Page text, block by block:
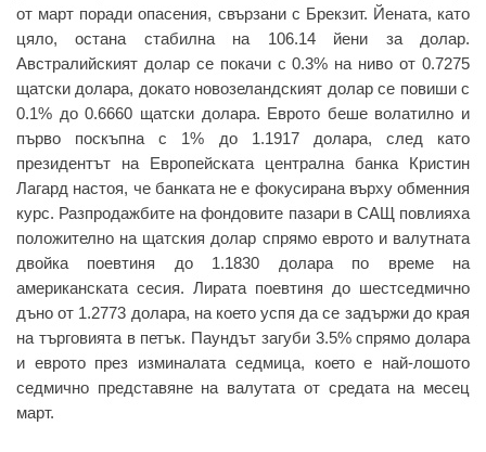
от март поради опасения, свързани с Брекзит. Йената, като
цяло, остана стабилна на 106.14 йени за долар.
Австралийският долар се покачи с 0.3% на ниво от 0.7275
щатски долара, докато новозеландският долар се повиши с
0.1% до 0.6660 щатски долара. Еврото беше волатилно и
първо поскъпна с 1% до 1.1917 долара, след като
президентът на Европейската централна банка Кристин
Лагард настоя, че банката не е фокусирана върху обменния
курс. Разпродажбите на фондовите пазари в САЩ повлияха
положително на щатския долар спрямо еврото и валутната
двойка поевтиня до 1.1830 долара по време на
американската сесия. Лирата поевтиня до шестседмично
дъно от 1.2773 долара, на което успя да се задържи до края
на търговията в петък. Паундът загуби 3.5% спрямо долара
и еврото през изминалата седмица, което е най-лошото
седмично представяне на валутата от средата на месец
март.